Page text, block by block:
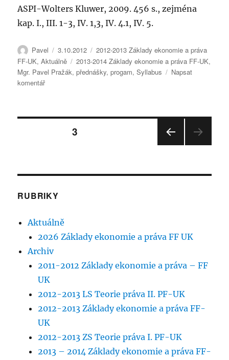
ASPI-Wolters Kluwer, 2009. 456 s., zejména
kap. I., III. 1-3, IV. 1,3, IV. 4.1, IV. 5.
Autor:
Pavel Publikováno:
3.10.2012 Rubriky:
2012-2013 Základy ekonomie a práva
FF-UK,Aktuálně Štítky:
2013-2014 Základy ekonomie a práva FF-UK,
Mgr. Pavel Pražák,přednášky,progam,Syllabus
Napsat
komentářpro
názvem
ekonomie
obecné
a
Stránkování
STRÁ
STRÁNKA:3
RUBRIKY
Aktuálně
2026 Základy ekonomie a práva FF UK
Archiv
2011-2012 Základy ekonomie a práva – FF
UK
2012-2013 LS Teorie práva II. PF-UK
2012-2013 Základy ekonomie a práva FF-
UK
2012-2013 ZS Teorie práva I. PF-UK
2013 – 2014 Základy ekonomie a práva FF-